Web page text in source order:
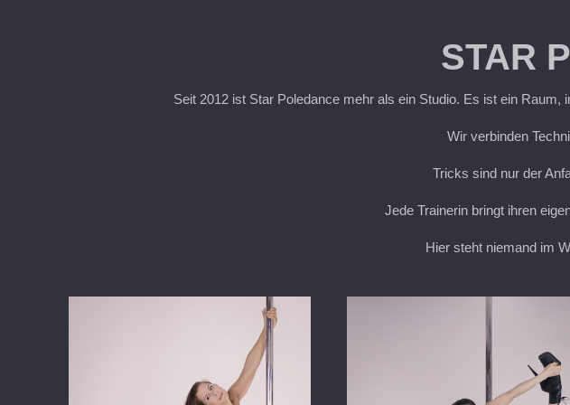
STAR
Seit 2012 ist Star Poledance mehr als ein Studio. Es ist ein
Wir verbinden
Tricks sind nur der
Jede Trainerin bringt ihren
Hier steht niemand im